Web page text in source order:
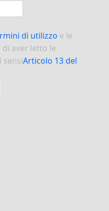
di utilizzo e le
aver letto le
sensiArticolo 13 del